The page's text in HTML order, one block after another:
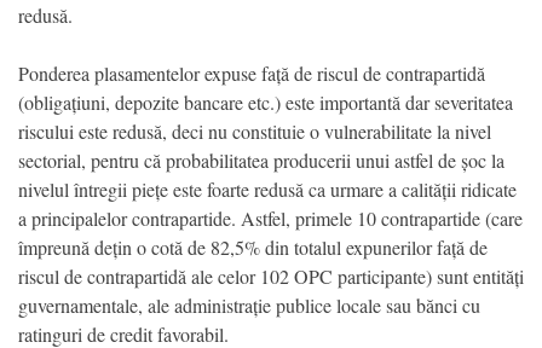
redusă.
Ponderea plasamentelor expuse față de riscul de contrapartidă
(obligațiuni, depozite bancare etc.) este importantă dar severitatea
riscului este redusă, deci nu constituie o vulnerabilitate la nivel
sectorial, pentru că probabilitatea producerii unui astfel de șoc la
nivelul întregii piețe este foarte redusă ca urmare a calității ridicate
a principalelor contrapartide. Astfel, primele 10 contrapartide (care
împreună dețin o cotă de 82,5% din totalul expunerilor față de
riscul de contrapartidă ale celor 102 OPC participante) sunt entități
guvernamentale, ale administrație publice locale sau bănci cu
ratinguri de credit favorabil.